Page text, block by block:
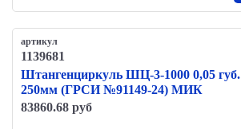
артикул
1139681
Штангенциркуль ШЦ-3-1000 0,05 губ.
250мм (ГРСИ №91149-24) МИК
83860.68 руб